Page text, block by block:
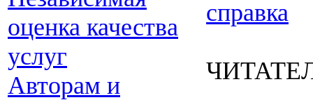
оценка качества
услуг
Авторам и
справка